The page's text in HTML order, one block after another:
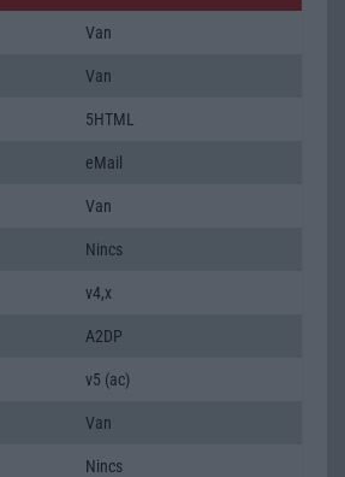
Van
Van
5HTML
eMail
Van
Nincs
v4,x
A2DP
v5 (ac)
Van
Nincs